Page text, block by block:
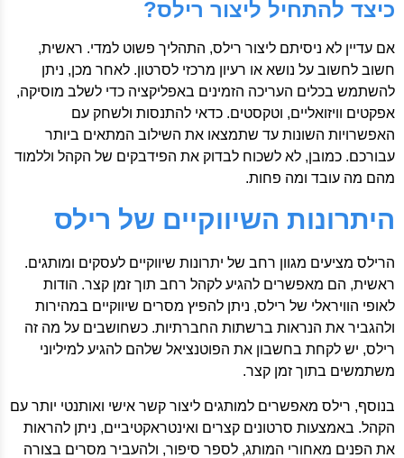
כיצד להתחיל ליצור רילס?
אם עדיין לא ניסיתם ליצור רילס, התהליך פשוט למדי. ראשית,
חשוב לחשוב על נושא או רעיון מרכזי לסרטון. לאחר מכן, ניתן
להשתמש בכלים העריכה הזמינים באפליקציה כדי לשלב מוסיקה,
אפקטים וויזואליים, וטקסטים. כדאי להתנסות ולשחק עם
האפשרויות השונות עד שתמצאו את השילוב המתאים ביותר
עבורכם. כמובן, לא לשכוח לבדוק את הפידבקים של הקהל וללמוד
מהם מה עובד ומה פחות.
היתרונות השיווקיים של רילס
הרילס מציעים מגוון רחב של יתרונות שיווקיים לעסקים ומותגים.
ראשית, הם מאפשרים להגיע לקהל רחב תוך זמן קצר. הודות
לאופי הוויראלי של רילס, ניתן להפיץ מסרים שיווקיים במהירות
ולהגביר את הנראות ברשתות החברתיות. כשחושבים על מה זה
רילס, יש לקחת בחשבון את הפוטנציאל שלהם להגיע למיליוני
משתמשים בתוך זמן קצר.
בנוסף, רילס מאפשרים למותגים ליצור קשר אישי ואותנטי יותר עם
הקהל. באמצעות סרטונים קצרים ואינטראקטיביים, ניתן להראות
את הפנים מאחורי המותג, לספר סיפור, ולהעביר מסרים בצורה